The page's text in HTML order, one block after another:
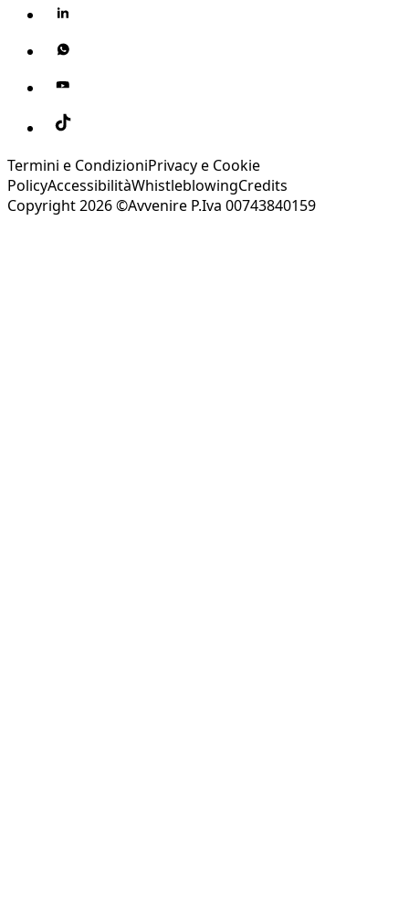
Termini e CondizioniPrivacy e Cookie
PolicyAccessibilitàWhistleblowingCredits
Copyright 2026 ©Avvenire P.Iva 00743840159